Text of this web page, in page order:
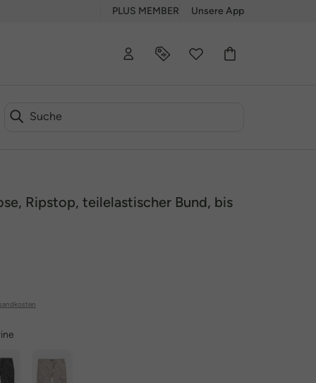
PLUS MEMBER Unsere App
Ripstop, teilelastischer Bund, bis